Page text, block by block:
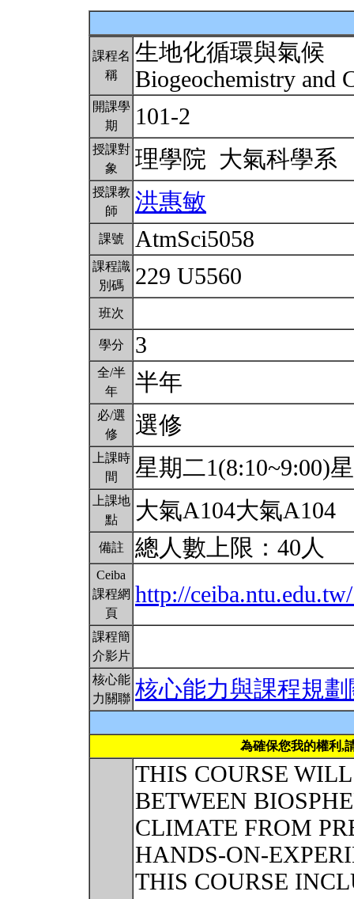
課程名
稱
生地化循環與氣候
Biogeochemistry and
開課學
期
101-2
授課對
象
理學院 大氣科學系
授課教
師
洪惠敏
課號 AtmSci5058
課程識
別碼
229 U5560
班次
學分 3
全/半
年
半年
必/選
修
選修
上課時
間
星期二1(8:10~9:00)
上課地
點
大氣A104大氣A104
備註 總人數上限：40人
Ceiba
課程網
頁
http://
課程簡
介影片
核心能
力關聯 核心能力與課程規
為確保您我的權利,
THIS COURSE
BETWEEN
CLIMATE FROM
HANDS-ON-
THIS COURSE